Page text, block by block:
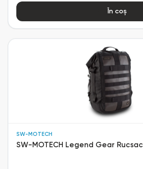
În coș
SW-MOTECH
SW-MOTECH Legend Gear Rucsac